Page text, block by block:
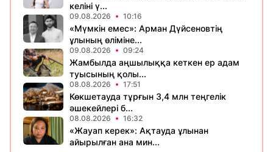
келіні ү...
09.08.2026 10:16
«Мүмкін емес»: Арман Дүйсеновтің
ұлының өліміне...
09.08.2026 09:24
Жамбылда аңшылыққа кеткен ер адам
туысының қолы...
08.08.2026 17:51
Көкшетауда тұрғын 3,4 млн теңгелік
әшекейлері б...
08.08.2026 16:32
«Жауап керек»: Ақтауда ұлынан
айырылған ана мин...